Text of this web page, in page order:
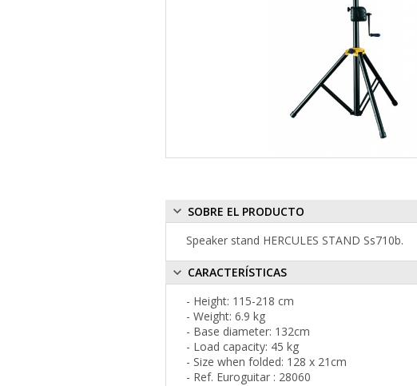
SOBRE EL PRODUCTO
Speaker stand HERCULES STAND Ss710b.
CARACTERÍSTICAS
- Height: 115-218 cm
- Weight: 6.9 kg
- Base diameter: 132cm
- Load capacity: 45 kg
- Size when folded: 128 x 21cm
- Ref. Euroguitar : 28060